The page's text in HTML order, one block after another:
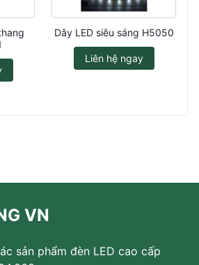
Dây LED siêu sáng H5050
Liên hệ ngay
VN
sản phẩm đèn LED cao cấp